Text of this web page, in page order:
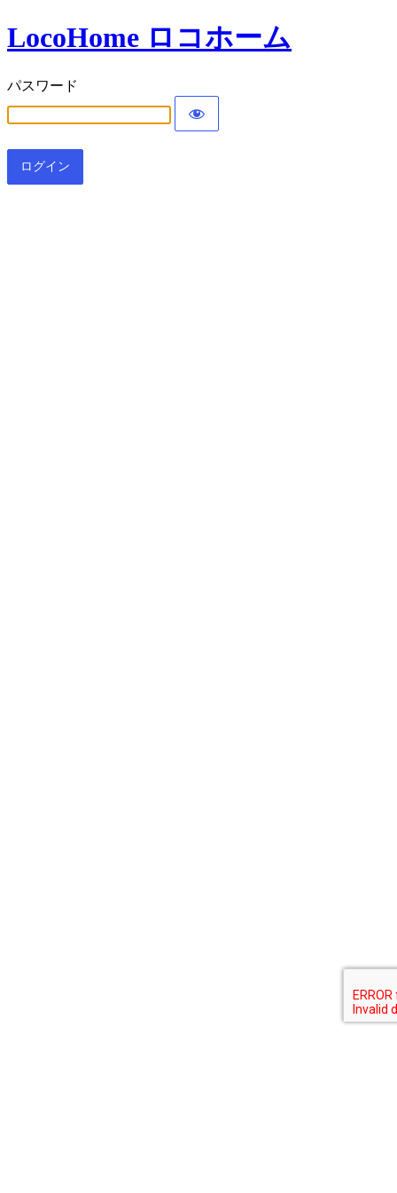
LocoHome ロコホーム
パスワード